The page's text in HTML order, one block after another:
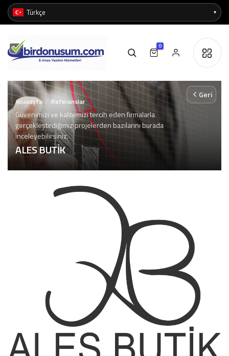
0
ALES BUTİK
Güvenimizi ve kalitemizi tercih eden firmalarla
gerçekleştirdiğimiz projelerden bazılarını burada
inceleyebilirsiniz.
Anasayfa / Referanslar
Geri